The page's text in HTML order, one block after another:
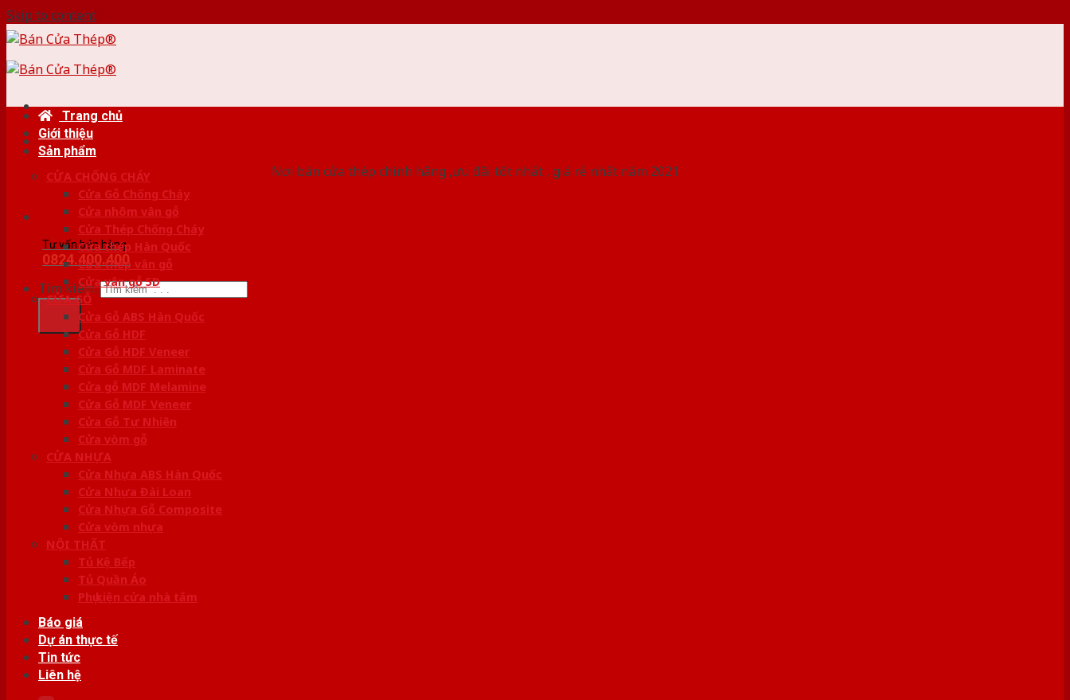
Skip to content
Nơi bán cửa thép chính hãng ,ưu đãi tốt nhất , giá rẻ nhất năm 2021
Tư vấn bán hàng
0824.400.400
Tìm kiếm:
Trang chủ
Giới thiệu
Sản phẩm
CỬA CHỐNG CHÁY
Cửa Gỗ Chống Cháy
Cửa nhôm vân gỗ
Cửa Thép Chống Cháy
Cửa thép Hàn Quốc
Cửa thép vân gỗ
Cửa vân gỗ 5D
CỬA GỖ
Cửa Gỗ ABS Hàn Quốc
Cửa Gỗ HDF
Cửa Gỗ HDF Veneer
Cửa Gỗ MDF Laminate
Cửa gỗ MDF Melamine
Cửa Gỗ MDF Veneer
Cửa Gỗ Tự Nhiên
Cửa vòm gỗ
CỬA NHỰA
Cửa Nhựa ABS Hàn Quốc
Cửa Nhựa Đài Loan
Cửa Nhựa Gỗ Composite
Cửa vòm nhựa
NỘI THẤT
Tủ Kệ Bếp
Tủ Quần Áo
Phụ kiện cửa nhà tắm
Báo giá
Dự án thực tế
Tin tức
Liên hệ